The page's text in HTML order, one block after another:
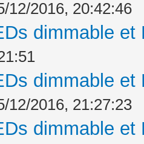
12/2016, 20:42:46
dimmable
dimmable
12/2016, 21:27:23
dimmable